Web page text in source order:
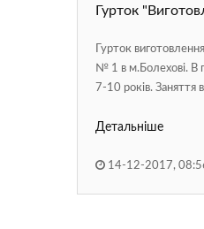
Гурток
Гурток
№ 1 в м.Болехові. В
7-10 років. Заняття в
Детальніше
14-12-2017,